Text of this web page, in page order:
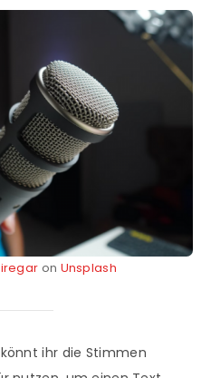
on Unsplash
könnt ihr die Stimmen